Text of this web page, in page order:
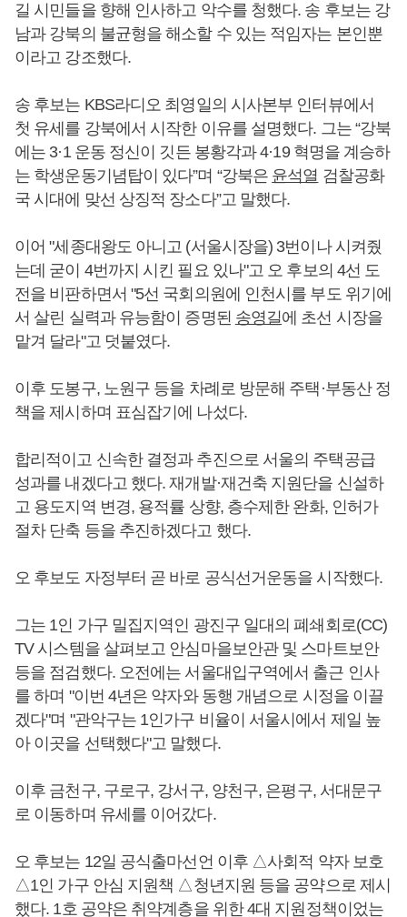
길 시민들을 향해 인사하고 악수를 청했다. 송 후보는 강
남과 강북의 불균형을 해소할 수 있는 적임자는 본인뿐
이라고 강조했다.
송 후보는 KBS라디오 최영일의 시사본부 인터뷰에서
첫 유세를 강북에서 시작한 이유를 설명했다. 그는 “강북
에는 3·1 운동 정신이 깃든 봉황각과 4·19 혁명을 계승하
는 학생운동기념탑이 있다”며 “강북은 윤석열 검찰공화
국 시대에 맞선 상징적 장소다”고 말했다.
이어 "세종대왕도 아니고 (서울시장을) 3번이나 시켜줬
는데 굳이 4번까지 시킨 필요 있나"고 오 후보의 4선 도
전을 비판하면서 "5선 국회의원에 인천시를 부도 위기에
서 살린 실력과 유능함이 증명된 송영길에 초선 시장을
맡겨 달라"고 덧붙였다.
이후 도봉구, 노원구 등을 차례로 방문해 주택·부동산 정
책을 제시하며 표심잡기에 나섰다.
합리적이고 신속한 결정과 추진으로 서울의 주택공급
성과를 내겠다고 했다. 재개발·재건축 지원단을 신설하
고 용도지역 변경, 용적률 상향, 층수제한 완화, 인허가
절차 단축 등을 추진하겠다고 했다.
오 후보도 자정부터 곧 바로 공식선거운동을 시작했다.
그는 1인 가구 밀집지역인 광진구 일대의 폐쇄회로(CC)
TV 시스템을 살펴보고 안심마을보안관 및 스마트보안
등을 점검했다. 오전에는 서울대입구역에서 출근 인사
를 하며 "이번 4년은 약자와 동행 개념으로 시정을 이끌
겠다"며 "관악구는 1인가구 비율이 서울시에서 제일 높
아 이곳을 선택했다"고 말했다.
이후 금천구, 구로구, 강서구, 양천구, 은평구, 서대문구
로 이동하며 유세를 이어갔다.
오 후보는 12일 공식출마선언 이후 △사회적 약자 보호
△1인 가구 안심 지원책 △청년지원 등을 공약으로 제시
했다. 1호 공약은 취약계층을 위한 4대 지원정책이었는